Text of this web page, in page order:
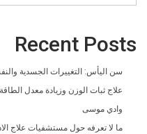
Recent Posts
سن اليأس: التغييرات الجسدية
علاج ثبات الوزن وزيادة معدل
وادي موسى
ما لا تعرفه حول مستشفيات علاج